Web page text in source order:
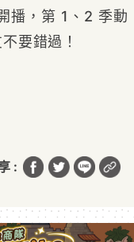
播，第 1、2 季動
要錯過！
: